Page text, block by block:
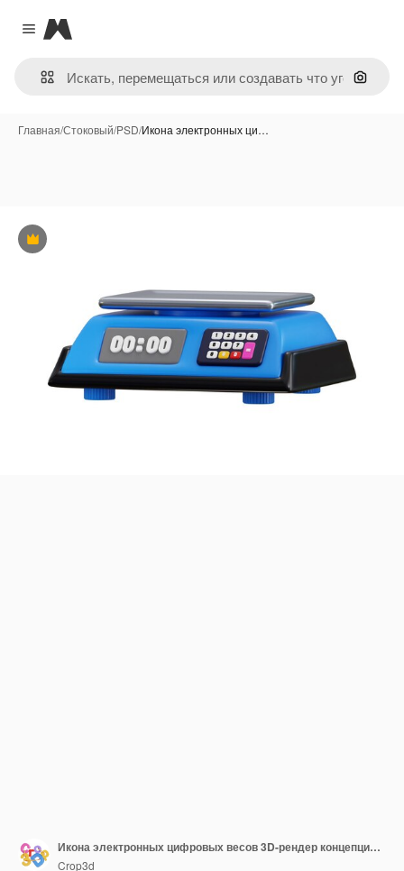
Close menu
Magnific
Поиск
Главная/Стоковый/PSD/Икона электронных ци…
Премиум
Икона электронных цифровых весов 3D-рендер концепция кухни цифровая шкала икона векторная иллюстрация
Crop3d